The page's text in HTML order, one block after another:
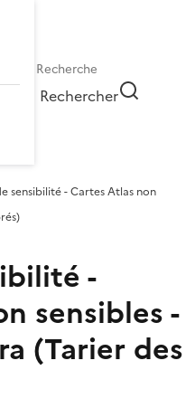
Rechercher
sensibilité - Cartes Atlas non
-
sensibles -
(Tarier des